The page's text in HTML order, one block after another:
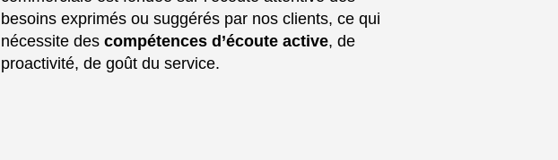
besoins exprimés ou suggérés par nos clients, ce qui
nécessite des compétences d’écoute active, de
proactivité, de goût du service.